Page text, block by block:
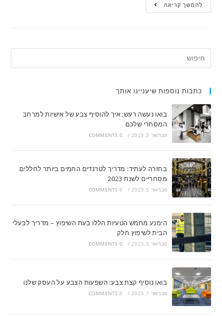
להמשך קריאה
כתבות נוספות שיעניינו אותך
בואו נעשה רעש: איך להוסיף צבע של אישיות למרחב
המסחרי שלכם
פברואר 5, 2023 /
0 COMMENTS
בחזרה לעתיד: מדריך לטרנדים החמים ביותר לחללים
מסחריים לשנת 2023
פברואר 5, 2023 /
0 COMMENTS
הימנע מחמש הטעיות הללו בעת השיפוץ – מדריך לבעלי
הבית לשיפוץ חלק
פברואר 5, 2023 /
0 COMMENTS
בואו נוסיף קצת צבע: השפעות הצבע על העסק שלנו
פברואר 1, 2023 /
0 COMMENTS